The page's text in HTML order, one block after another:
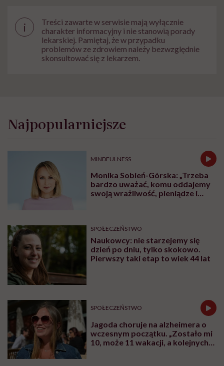
i
Treści zawarte w serwisie mają wyłącznie
charakter informacyjny i nie stanowią porady
lekarskiej. Pamiętaj, że w przypadku
problemów ze zdrowiem należy bezwzględnie
skonsultować się z lekarzem.
Najpopularniejsze
MINDFULNESS
Monika Sobień-Górska: „Trzeba
bardzo uważać, komu oddajemy
swoją wrażliwość, pieniądze i
SPOŁECZEŃSTWO
Naukowcy: nie starzejemy się
dzień po dniu, tylko skokowo.
Pierwszy taki etap to wiek 44 lat
SPOŁECZEŃSTWO
Jagoda choruje na alzheimera o
wczesnym początku. „Zostało mi
10, może 11 wakacji, a kolejnych